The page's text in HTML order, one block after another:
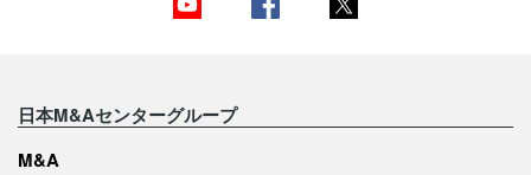
日本M&Aセンターグループ
M&A